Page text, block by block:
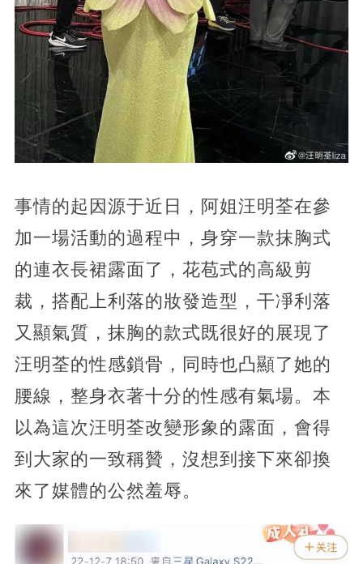
事情的起因源于近日，阿姐汪明荃在參
加一場活動的過程中，身穿一款抹胸式
的連衣長裙露面了，花苞式的高級剪
裁，搭配上利落的妝發造型，干凈利落
又顯氣質，抹胸的款式既很好的展現了
汪明荃的性感鎖骨，同時也凸顯了她的
腰線，整身衣著十分的性感有氣場。本
以為這次汪明荃改變形象的露面，會得
到大家的一致稱贊，沒想到接下來卻換
來了媒體的公然羞辱。